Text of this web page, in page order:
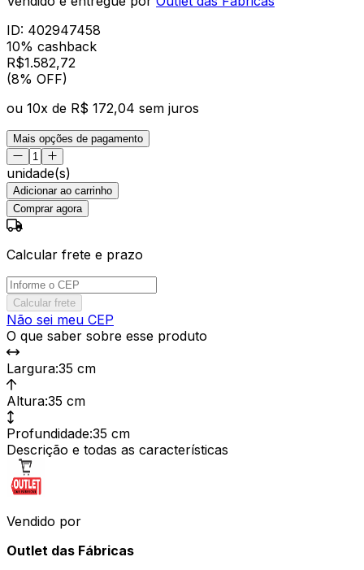
ID: 402947458
10% cashback
R$1.582,72
(8% OFF)
ou 10x de R$ 172,04 sem juros
Mais opções de pagamento
unidade(s)
Adicionar ao carrinho
Comprar agora
Calcular frete e prazo
Calcular frete
Não sei meu CEP
O que saber sobre esse produto
Largura:35 cm
Altura:35 cm
Profundidade:35 cm
Descrição e todas as características
Vendido por
Outlet das Fábricas